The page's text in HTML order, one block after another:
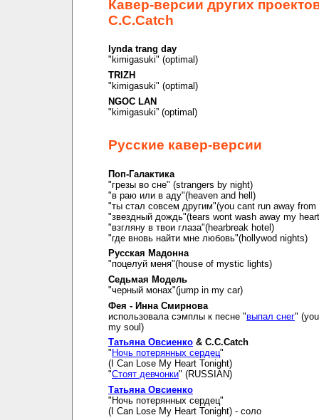
Кавер-версии других
C.C.Catch
lynda trang day
"kimigasuki" (optimal)
TRIZH
"kimigasuki" (optimal)
NGOC LAN
"kimigasuki” (optimal)
Русские кавер-версии
Поп-Галактика
"грезы во сне" (strangers by night)
"в раю или в аду"(heaven and hell)
"ты стал совсем другим"(you cant run away from
"звездный дождь"(tears wont wash away my
"взгляну в твои глаза"(hearbreak hotel)
"где вновь найти мне любовь"(hollywod nights)
Русская Мадонна
"поцелуй меня"(house of mystic lights)
Седьмая Модель
"черный монах"(jump in my car)
Фея - Инна Смирнова
использовала сэмплы к песне "выпал снег"
my soul)
Татьяна Овсиенко & C.C.Catch
" Ночь потерянных сердец"
(I Can Lose My Heart Tonight)
"Стоят девчонки" (RUSSIAN)
Татьяна Овсиенко
"Ночь потерянных сердец"
(I Can Lose My Heart Tonight) - соло